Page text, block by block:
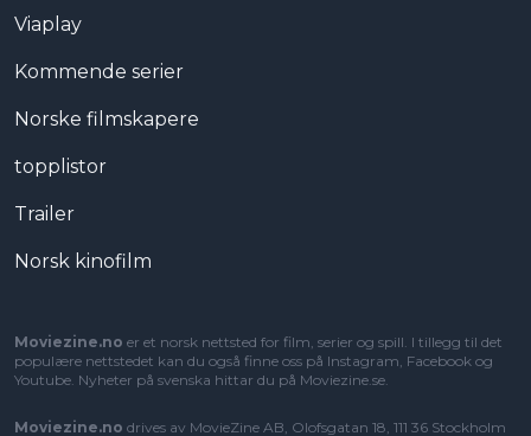
Viaplay
Kommende serier
Norske filmskapere
topplistor
Trailer
Norsk kinofilm
Moviezine.no er et norsk nettsted for film, serier og spill. I tillegg til det
populære nettstedet kan du også finne oss på Instagram, Facebook og
Youtube. Nyheter på svenska hittar du på Moviezine.se.
Moviezine.no drives av MovieZine AB, Olofsgatan 18, 111 36 Stockholm